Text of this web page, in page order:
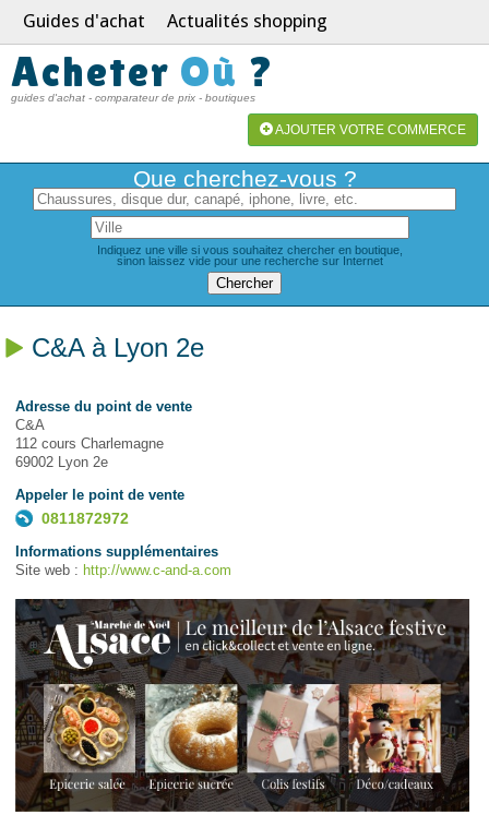
Guides d'achat Actualités shopping
Acheter Où ?
guides d'achat - comparateur de prix - boutiques
AJOUTER VOTRE COMMERCE
Que cherchez-vous ?
Indiquez une ville si vous souhaitez chercher en boutique,
sinon laissez vide pour une recherche sur Internet
C&A à Lyon 2e
Adresse du point de vente
C&A
112 cours Charlemagne
69002 Lyon 2e
Appeler le point de vente
0811872972
Informations supplémentaires
Site web : http://www.c-and-a.com